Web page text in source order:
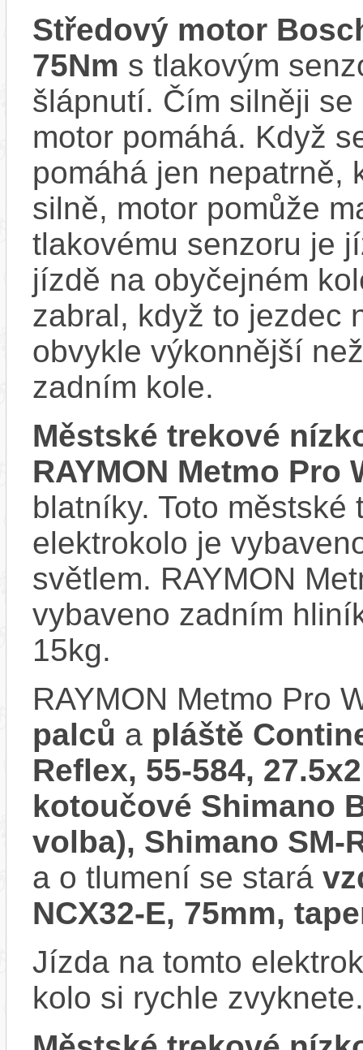
Středový motor
75Nm s tlakovým
šlápnutí. Čím silněji
motor pomáhá. Když
pomáhá jen nepatrně,
silně, motor pomůže
tlakovému senzoru je
jízdě na obyčejném
zabral, když to jezdec
obvykle výkonnější
zadním kole.
Městské trekové
RAYMON Metmo Pro
blatníky. Toto
elektrokolo je
světlem. RAYMON
vybaveno zadním
15kg.
RAYMON Metmo Pro
palců a pláště
Reflex, 55-584,
kotoučové Shimano
volba), Shimano SM-
a o tlumení se stará
NCX32-E, 75mm,
Jízda na tomto
kolo si rychle zvyknete.